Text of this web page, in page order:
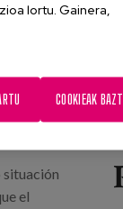
situación
el
lortu. Gainera,
COOKIEAK